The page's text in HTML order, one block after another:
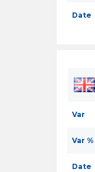
Date
Var
Var %
Date